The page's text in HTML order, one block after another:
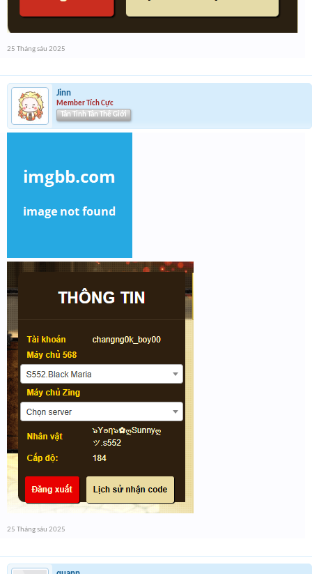
25 Tháng sáu 2025
Jinn
Member Tích Cực
Tân Tinh Tân Thế Giới
25 Tháng sáu 2025